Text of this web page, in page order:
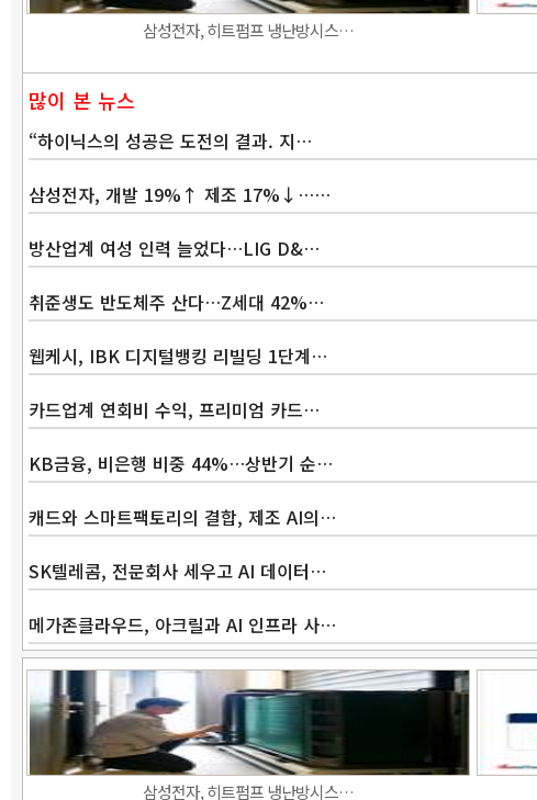
삼성전자, 히트펌프 냉난방시스…
많이 본 뉴스
“하이닉스의 성공은 도전의 결과. 지…
삼성전자, 개발 19%↑ 제조 17%↓……
방산업계 여성 인력 늘었다…LIG D&…
취준생도 반도체주 산다…Z세대 42%…
웹케시, IBK 디지털뱅킹 리빌딩 1단계…
카드업계 연회비 수익, 프리미엄 카드…
KB금융, 비은행 비중 44%…상반기 순…
캐드와 스마트팩토리의 결합, 제조 AI의…
SK텔레콤, 전문회사 세우고 AI 데이터…
메가존클라우드, 아크릴과 AI 인프라 사…
삼성전자, 히트펌프 냉난방시스…